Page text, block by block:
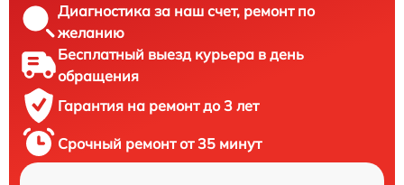
Диагностика за наш счет, ремонт по
желанию
Бесплатный выезд курьера в день
обращения
Гарантия на ремонт до 3 лет
Срочный ремонт от 35 минут